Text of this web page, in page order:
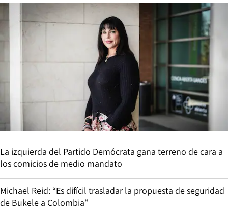
La izquierda del Partido Demócrata gana terreno de cara a
los comicios de medio mandato
Michael Reid: “Es difícil trasladar la propuesta de seguridad
de Bukele a Colombia”